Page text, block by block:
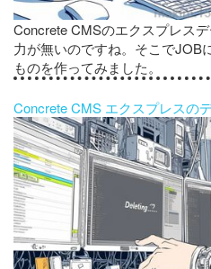
Concrete CMSのエクスプレス
力が無いのですね。そこでJOB
ものを作ってみました。
Concrete CMS エクスプレスの